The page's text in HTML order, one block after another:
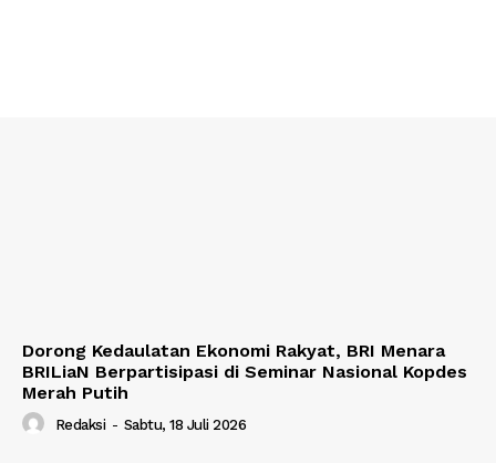
Dorong Kedaulatan Ekonomi Rakyat, BRI Menara
BRILiaN Berpartisipasi di Seminar Nasional Kopdes
Merah Putih
Redaksi - Sabtu, 18 Juli 2026